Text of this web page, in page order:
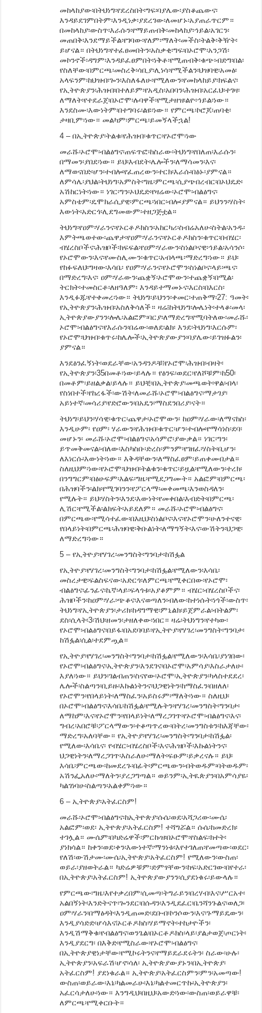
መከላከያው፡በትህነግ፡የደረስበት፡ግፍ፡ባያሌው፡ያስቆጨውና፡
እንዳይደገምበትም፡እንዲነቃ፡ያደረገው፡ለመሆኑ፡አያጠራጥርም።
በመከላከያ፡ውስጥ፡እራሱን፡የማይጠብቅ፡መከላከያ፡ኅይል፡አገርን፡
መጠበቅ፡እንደማይችል፡የገባው፡የለም፡ማለት፡መችስ፡ትልቅ፡ቅዥት፡
ይሆናል። በትህነግ፡የተፈፀመበትን፡አስቃቂ፡ግፍ፡በኦሮሞ፡አንጋሽ፡
መኮንኖች፡ዳግም፡እንዳይፈፀምበት፡ነቅቶ፡የሚጠብቅ፡ቁጭ፡ብድግ፡በል፡
የስለቸው፡በምርጫ፡መስረቅ፡ሳቢያ፡ሊነሳ፡የሚችልን፡ህዝባዊ፡አመፅ፡
አላፍንም፡ከህዝብ፡ጐን፡እስለፋለሁ፡የሚለውን፡የመከላከይያ፡ክፍልና፡
የኢትዮጵያን፡ሕዝብ፡በተለይም፡የአዲስ፡አበባን፡ሕዝብ፡አርፈህ፡ተገዛ፡
ለማለት፡የተደራጀ፡በኦሮሞ፡ሉባዋች፡የሚታዘዝ፡ልዮ፡ኅይል፡ነው።
እንደስሙ፡እውነትም፡በተግባሩ፡ልዩ፡ነው። የምርጫ፡ኮሮጆ፡ጠባቂ፡
ታዛቢም፡ነው። መልካም፡ምርጫ፡ይመኝላችኋል!
4 – በኢትዮጵያ፡ትልቁ፡የሕዝብ፡ቁጥር፡የኦሮሞ፡ነው
መራሹ፡ኦሮሞ፡ብልፅግና፡ጠፍጥፎ፡ከስራው፡ትህነግ፡የበለጠ፡እራሱን፡
በማመን፡ያበደ፡ነው። ይህ፡እብደት፡ሌሎችን፡ለማሳመን፡እና፡
ለማወናበድ፡ሆን፡ተብሎ፡የፈጠረውን፡ተርክ፡እራሱ፡በፅኑ፡ያምናል።
ለምሳሌ፡ያህል፡ትህነግ፡አምስት፡ግዜ፡ምርጫ፡ሲያጭበረብር፡በኦህዴድ፡
አሽከርነት፡ነው። ነገር፡ግን፡ኦህዴድ፡የዛሬው፡ኦሮሞ፡ብልፅግና፡
አምስቴም፡ዴሞክራሲያዊ፡ምርጫ፡ነበር፡ብሎ፡ያምናል። ይህንን፡ሃስት፡
እውነት፡አድርጎ፡ሊደግመውም፡ተዘጋጅቷል።
ትህነግ፡የዐም፡ሃራንና፡የኦርቶዶክስን፡አከርካሪ፡ስብሬአለሁ፡ስትል፡አንዱ፡
እምትጫወተው፡ጨዋታ፡የዐም፡ሃራንና፡የኦርቶዶክስን፡ቁጥር፡በብሄር፡
ብሄረስቦችና፡ሕዝቦች፡ክፍፍል፡የዐም፡ሃራውን፡ስነልቦናዊ፡ኅይል፡አሳንሶ፡
የኦሮሞውን፡እና፡የሙስሊሙን፡ቁጥር፡አብላጫ፡ማድረግ፡ነው። ይህ፡
የከፉፍለህ፡ግዛው፡እሳቤ፡ የዐም፡ሃራንና፡የኦሮሞን፡ስነልቦና፡ላይ፡ጫና፡
በማድረግ፡እና፡ ዐም፡ሃራውን፡ጨቋኝ፡ኦሮሞውን፡ተጨቋኝ፡በሚል፡
ትርክት፡ተመስርቶ፡ለዘዓለም፡ እንዳይተማመኑና፡እርስ፡በእርስ፡
እንዲፉጁ፡የተቀመረ፡ነው። ትህነግ፡ይህንን፡ቀመር፡ተጠቅማ፡27: ዓመት፡
የኢትዮጵያን፡ሕዝብ፡አስለቅሳለች። ዛሬ፧ከትህነግ፡ሎሌነት፡ተላቆ፡መላ፡
ኢትዮጵያውያንን፡ሎሌ፡አልፎም፡ባርያ፡ለማድረግ፡የሚባትለው፡መራሹ፡
ኦሮሞ፡ብልፅግና፡የእራሱን፡በሬው፡ወለደ፡ልክ፡ እንደ፡ትህነግ፡እርሱም፡
የኦሮሞ፡ህዝብ፡ቁጥሩ፡ከሌሎች፡ኢትዮጵያውያን፡ባያሌው፡ይገዝፉልን፡
ያምናል።
እንደፅንፈኝነት፡ወደራቸው፡አንዳንዶቹ፧የኦሮሞ፡ሕዝብ፡ብዛት፡
የኢትዮጵያን፡35በመቶ፡ነው፡ይላሉ። የፅንፍ፡ወደር፡የለሾቹም፡ከ50፡
በመቶም፡ይዘልቃል፡ይላሉ። ይህቺ፡በኢትዮጵያ፡መጫወት፡ዋል፡ብላ፡
የስነበተች፡የከረፋች፡ውሽት፡ለመራሹ፡ኦሮሞ፡ብልፅግና፡ማታገያ፡
አይነተኛ፡መሳሪያ፡የድሮውን፡በአዴን፡ማስደንበሪያ፡ናት።
ትህነግ፡ይህን፡ሃሳዊ፡ቁጥር፡ጨዋታ፡ኦሮሞውን፡ ከዐም፡ሃራው፡ለማናከስ፡
እንዲሁም፡ የዐም፡ ሃራውን፡የሕዝብ፡ቁጥር፡ሆን፡ተብሎ፡የማሳነስ፡ደባ፡
መሆኑን፡ መራሹ፡ኦሮሞ፡ብልፅግና፡አሳምሮ፡ያውቃል። ነገር፡ግን፡
ይጥመቅመናል፡ብለው፡እስካስቡ፡ድረስ፡ምንም፡የገዘፈ፡ሃስት፡ቢሆን፡
ለእነርሱ፡እውነት፡ነው። እቅዳቸውን፡ለማስፈፀም፡ይጠቀሙበታል።
ስለዚህም፡ነው፡የኦሮሞ፡ህዝብ፡ትልቁን፡ቁጥር፡ይዟል፡የሚለውን፡ተረክ፡
በንግግርም፡በፅሁፍም፡እልፍ፡ግዜ፡የሚደጋግሙት። አልፎም፡በምርጫ፡
በሕዝባችን፡ልክ፡የሚገባንን፡የፖርላማ፡መቀመጫ፡እንወስዳለን፡
የሚሉት። ይህ፡ሃስትን፡እንደ፡እውነት፡የመቀበል፡እብድት፡በምርጫ፡
ሊሽር፡የሚችል፡ልክፍት፡አይደለም። መራሹ፡ኦሮሞ፡ብልፅግና፡
በምርጫው፡የሚሳተፈው፡በእዚህ፡ስነልቦና፡እና፡የኦሮሞን፡ሁለንተናዊ፡
የበላይነት፡በምርጫ፡ሕዝባዊ፡ቅቡልነት፡ለማግኝት፡እና፡ውሽትን፡ህጋዊ፡
ለማድረግ፡ነው።
5 – የኢትዮያ፡የሃገረ፡መንግስት፡ግንባታ፡ከሽፏል
የኢትዮያ፡የሃገረ፡መንግስት፡ግንባታ፡ከሽፏል፡የሚለውን፡እሳቤ፡
መስረታዊ፡ፍልስፍናው፡አድርጎ፡ለምርጫ፡የሚቀርበው፡የኦሮሞ፡
ብልፅግና፡ፊንፊና፡ኬኛ፡ላይ፡ፍላጎቱ፡አያቆምም። ብሄር፡ብሄረስቦችና፡
ሕዝቦችን፡ከዐም፡ሃራ፡ጭቆና፡እናወጣለን፡ብለው፡ከተነሱት፡ነጎች፡ውስጥ፡
ትህነግ፡የኢትዮጵያን፡ታሪክ፡ከዳግማዊ፡ምኒልክ፡ይጀምራል፡ብትልም፡
ደስ፡ሲላት፡3፡ሽህ፡ዘመን፡ታዘለቀው፡ነበር። ዛሬ፡ትህነግን፡የተካው፡
የኦሮሞ፡ብልፅግና፡በይፋ፡በአደባባይ፡የኢትዮያ፡የሃገረ፡መንግስት፡ግንባታ፡
ከሽፏል፡ሲል፡ተደምጧል።
የኢትዮያ፡የሃገረ፡መንግስት፡ግንባታ፡ከሽፏል፡የሚለውን፡እሳቤ፡ያነገበው፡
የኦሮሞ፡ብልፅግና፡ኢትዮጵያን፡እንደገና፡በኦሮሞ፡አምሳያ፡እስራታለሁ፡
እያለ፡ነው። ይህን፡ገልብጠን፡ስናየው፡ኦሮሞ፡ኢትዮጵያን፡ካላስተደደረ፡
ሌሎች፡ስልጣን፡ቢይዙ፡እኩልነትንና፡ህጋዊነትን፡ከማስፈን፡በዘለለ፡
የኦሮሞን፡የበላይነት፡ለማስፈን፡አይስሩም፡ማለት፡ነው። ስለዚህ፡
በኦሮሞ፡ብልፅግና፡እሳቤ፡ከሽፏል፡የሚሉትን፡የሃገረ፡መንግስት፡ግንባታ፡
ለማከም፡እና፡የኦሮሞን፡የበላይነት፡ለማረጋገጥ፡የኦሮሞ፡ብልፅግና፡እና፡
ግብረ፡አበሮቹ፡ፖርላማውን፡ተቆጣጥረው፡በትረ፡መንግስቱን፡ከእጃቸው፡
ማድረግ፡አለባቸው። የኢትዮያ፡የሃገረ፡መንግስት፡ግንባታ፡ከሽፏል፡
የሚለው፡እሳቤና፡ የብሄር፡ብሄረስቦች፡እና፡ሕዝቦች፡እኩልነትንና፡
ህጋዊነትን፡ለማረጋገጥ፡እስራለሁ፡ማለት፡ፍፁም፡ይቃረናሉ። ይህ፡
እሳቤ፡ምርጫው፡ከመደረጉ፡በፊት፡ምርጫውን፡ብትወዱም፡ባትወዱም፡
አሽንፌአለሁ፡ማለትን፡ያረጋግጣል። ወይንም፡ኢትዪጵያን፡በአምሳያዬ፡
ካልገነባሁ፡ስልጣን፡አልቀም፡ነው።
6 – ኢትዮጵያ፡አትፈርስም!
መራሹ፡ኦሮሞ፡ብልፅግና፡ከኢትዮጵያ፡ሱሴ፡ወደ፡አሻጋሪው፡ሙሴ፡
አልፎም፡ወደ፡ ኢትዮጵያ፡አትፈርስም! ተሻግሯል። ሱሴ፡ከመድረክ፡
ተገሏል። ሙሴም፡በካድሬዋች፡ምርኩዝ፡በኦሮሞ፡የስልፍ፡ክተት፡
ያነክሳል። ከቀን፡ወደ፡ቀን፡እውነተኛ፡ማንነቱ፡እየተገለጠ፡የመጣው፡ወደር፡
የለሽ፡ውሽታሙ፡ሙሴ፡ኢትዮጵያ፡አትፈርስም! የሚለውን፡ውስጠ፡
ወይራ፡ያዘወትራል። ካድሬዎቹም፡ድምፃቸውን፡ከፍ፡አድርገው፡በየተራ፡
በኢትዮጵያ፡አትፈርስም! ኢትዮጵያውያንን፡ሲያደነቁሩ፡ይውላሉ።
የምርጫው፡ግዜ፡እየተቃረበም፡ሲመጣ፡ትግራይን፡በረሃብ፡እና፡ሥርአተ፡
አልበኝነት፡እንድትናጥ፡ጐንደር፡በሱዳን፡እንዲደፈር፡ቤንሻንጉልና፡ወለጋ፡
ዐም፡ሃራን፡በማፅዳት፡እንዲጠመድ፡ደቡብ፡ኮንሶውን፡እና፡ጉማይዴውን፡
እንዲያሳድድ፡ሆሳእና፧ኦርቶዶክስ፡ሃይማኖት፡ተከታዮችን፡
እንዲሽማቅቁ፡የብልፅግና፡ወንጌል፡በኦርቶዶክስ፡ላይ፡ያልታወጀ፡ጦርነት፡
እንዲያደርግ፡ በእቅድ፡የሚስራው፡የኦሮሞ፡ብልፅግና፡
በኢትዮጵያዊነታቸው፡የሚኮሩትንና፡የማይደራደሩትን፡ ስራው፡ሁሉ፡
ኢትዮጵያን፡አፍራሽ፡ሆኖ፡ሳለ፡ ኢትዮጵያውያኑን፡በኢትዮጵያ፡
አትፈርስም! ያደነቁራል። ኢትዮጵያ፡አትፈርስምን፡ምን፡አመጣው!
ውስጠ፡ወይራው፡እኔ፡ካልመራሁ፡እኔ፡ካልተመርጥኩ፡ኢትዮጵያን፡
አፈርሳታለሁ፡ነው። እንግዲህ፡በዚህ፡አውድ፡ነው፡ውስጠ፡ወይራዋቹ፡
ለምርጫ፡የሚቀርቡት።